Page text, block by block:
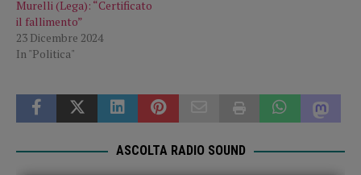
Murelli (Lega): “Certificato
il fallimento”
23 Dicembre 2024
In "Politica"
ASCOLTA RADIO SOUND